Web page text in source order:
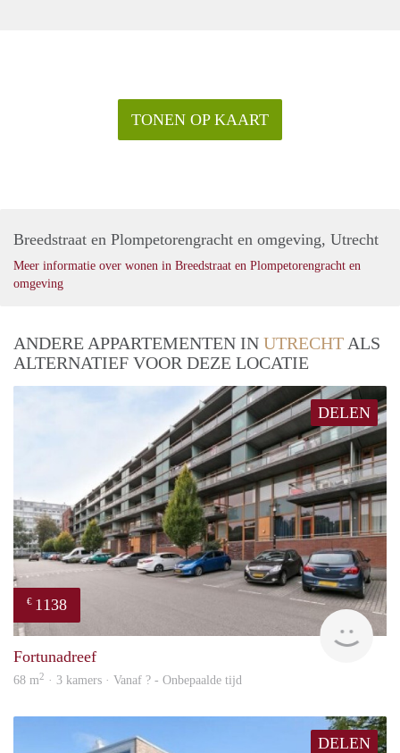
TONEN OP KAART
Breedstraat en Plompetorengracht en omgeving, Utrecht
Meer informatie over wonen in Breedstraat en Plompetorengracht en
omgeving
ANDERE APPARTEMENTEN IN UTRECHT ALS
ALTERNATIEF VOOR DEZE LOCATIE
DELEN
€ 1138
Fortunadreef
68 m2 · 3 kamers · Vanaf ? - Onbepaalde tijd
DELEN